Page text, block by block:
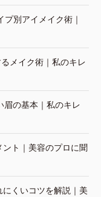
別アイメイク術｜
メイク術｜私のキレ
眉の基本｜私のキレ
ト｜美容のプロに聞
くいコツを解説｜美